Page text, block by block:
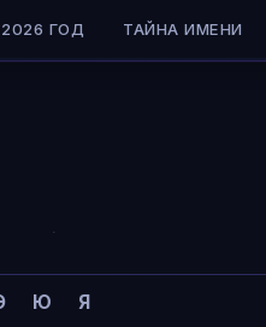
ГОД ТАЙНА ИМЕНИ
Ю Я